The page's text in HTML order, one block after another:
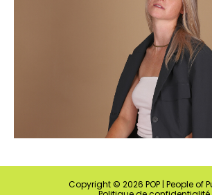
Copyright © 2026 POP | People of